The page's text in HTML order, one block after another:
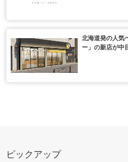
北海道発の人気
ー」の新店が中
ピックアップ